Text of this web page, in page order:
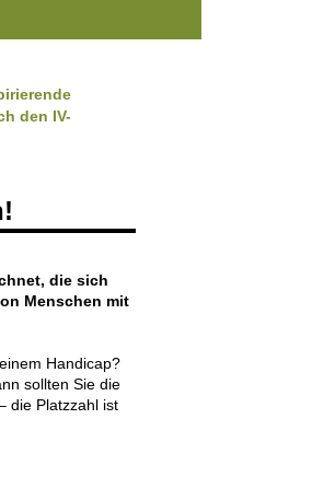
den IV-
die sich
Menschen mit
Handi­cap?
sollten Sie die
die Platzzahl ist